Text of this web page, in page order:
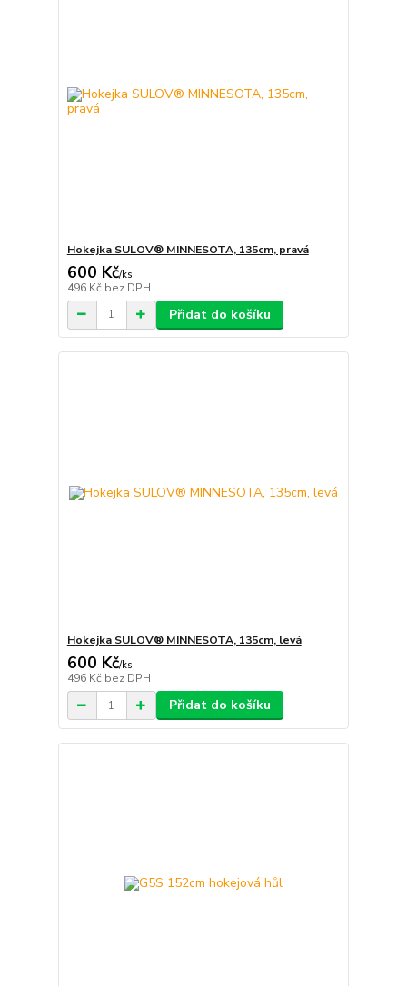
Hokejka SULOV® MINNESOTA, 135cm, pravá
600 Kč/ks
496 Kč bez DPH
Přidat do košíku
Hokejka SULOV® MINNESOTA, 135cm, levá
600 Kč/ks
496 Kč bez DPH
Přidat do košíku